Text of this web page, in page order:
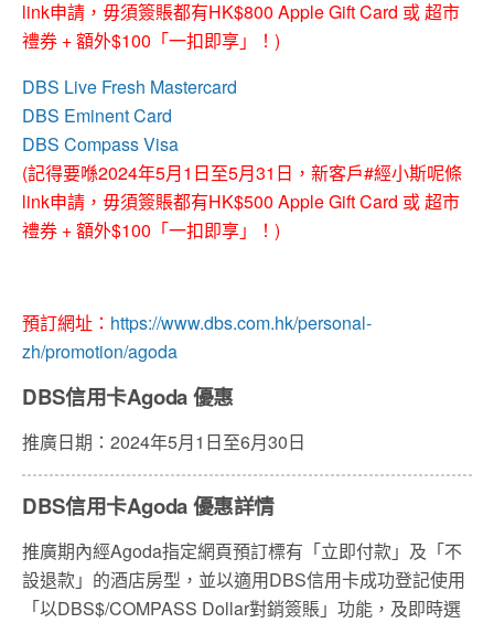
link申請，毋須簽賬都有HK$800 Apple Gift Card 或 超市
禮券 + 額外$100「一扣即享」！)
DBS Live Fresh Mastercard
DBS Eminent Card
DBS Compass Visa
(記得要喺2024年5月1日至5月31日，新客戶#經小斯呢條
link申請，毋須簽賬都有HK$500 Apple Gift Card 或 超市
禮券 + 額外$100「一扣即享」！)
預訂網址： https://www.dbs.com.hk/personal-
zh/promotion/agoda
DBS信用卡Agoda 優惠
推廣日期：2024年5月1日至6月30日
DBS信用卡Agoda 優惠詳情
推廣期內經Agoda指定網頁預訂標有「立即付款」及「不
設退款」的酒店房型，並以適用DBS信用卡成功登記使用
「以DBS$/COMPASS Dollar對銷簽賬」功能，及即時選